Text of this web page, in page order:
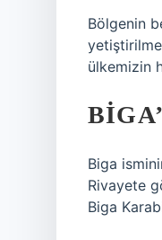
Bölgenin
ülkemizin
Biga
Rivayete
Biga